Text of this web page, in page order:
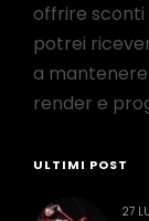
offrire sconti
potrei
a
render e
ULTIMI POST
27